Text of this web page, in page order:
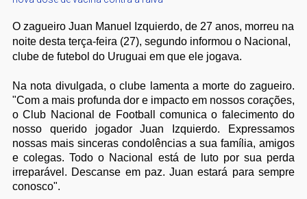
O zagueiro Juan Manuel Izquierdo, de 27 anos, morreu na
noite desta terça-feira (27), segundo informou o Nacional,
clube de futebol do Uruguai em que ele jogava.
Na nota divulgada, o clube lamenta a morte do zagueiro.
"Com a mais profunda dor e impacto em nossos corações,
o Club Nacional de Football comunica o falecimento do
nosso querido jogador Juan Izquierdo. Expressamos
nossas mais sinceras condolências a sua família, amigos
e colegas. Todo o Nacional está de luto por sua perda
irreparável. Descanse em paz. Juan estará para sempre
conosco".